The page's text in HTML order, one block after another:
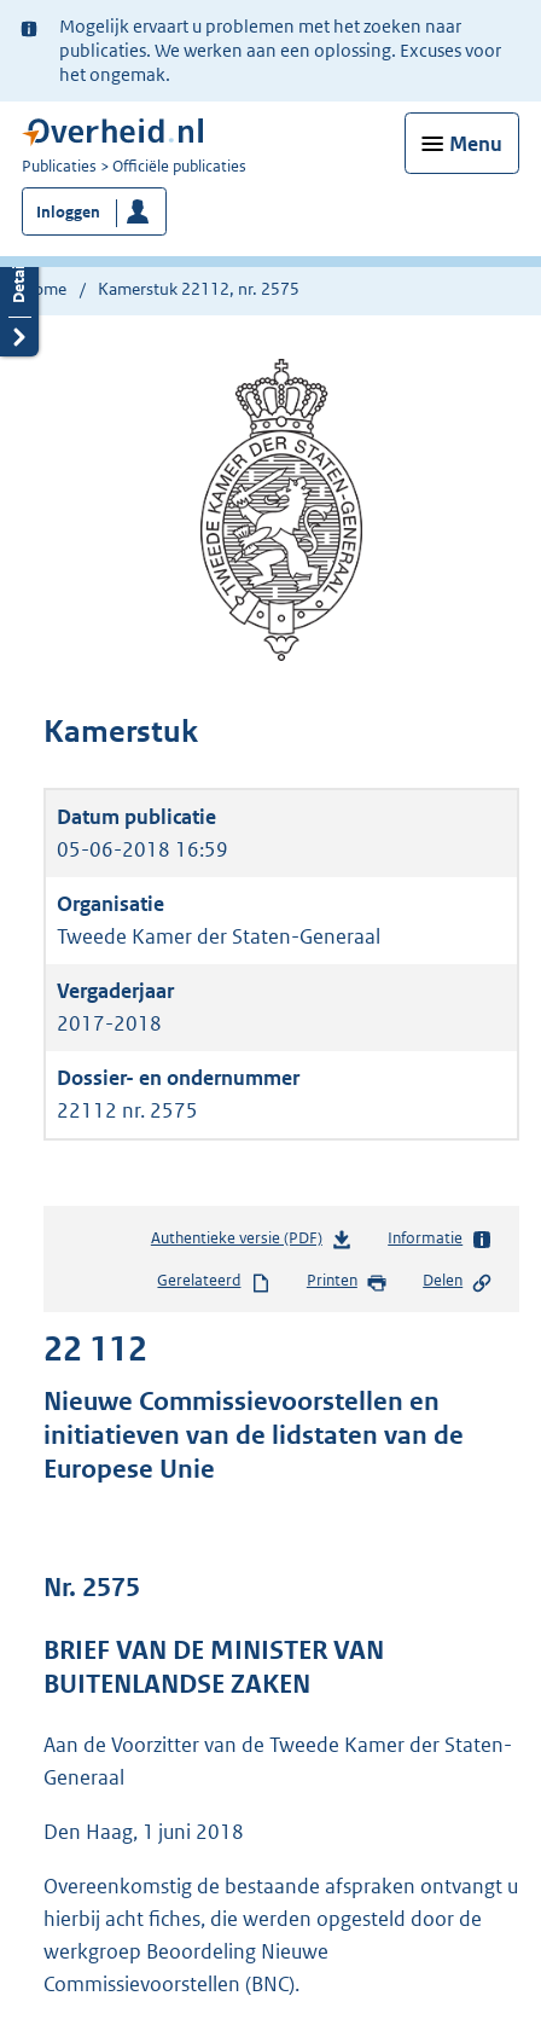
Ter
informatie:
Mogelijk ervaart u problemen met het zoeken naar
publicaties. We werken aan een oplossing. Excuses voor
het ongemak.
Menu
U
bent
nu
hier:
Publicaties Officiële publicaties
Inloggen
Home Kamerstuk 22112, nr. 2575
Kamerstuk
05-06-2018 16:59
Tweede Kamer der Staten-Generaal
2017-2018
22112 nr. 2575
Authentieke versie (PDF)b
s
s
g
5
Informatie
Gerelateerd Printen Delen
22 112
Nieuwe Commissievoorstellen en
initiatieven van de lidstaten van de
Europese Unie
Nr. 2575
BRIEF VAN DE MINISTER VAN
BUITENLANDSE ZAKEN
Aan de Voorzitter van de Tweede Kamer der Staten-
Generaal
Den Haag, 1 juni 2018
Overeenkomstig de bestaande afspraken ontvangt u
hierbij acht fiches, die werden opgesteld door de
werkgroep Beoordeling Nieuwe
Commissievoorstellen (BNC).